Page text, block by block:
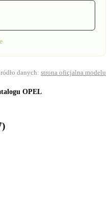
danych: strona oficjalna modelu
OPEL